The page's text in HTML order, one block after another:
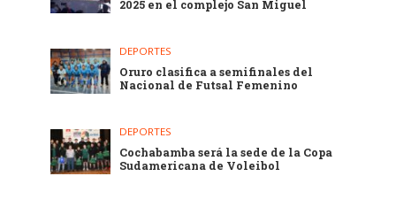
2025 en el complejo San Miguel
DEPORTES
Oruro clasifica a semifinales del
Nacional de Futsal Femenino
DEPORTES
Cochabamba será la sede de la Copa
Sudamericana de Voleibol